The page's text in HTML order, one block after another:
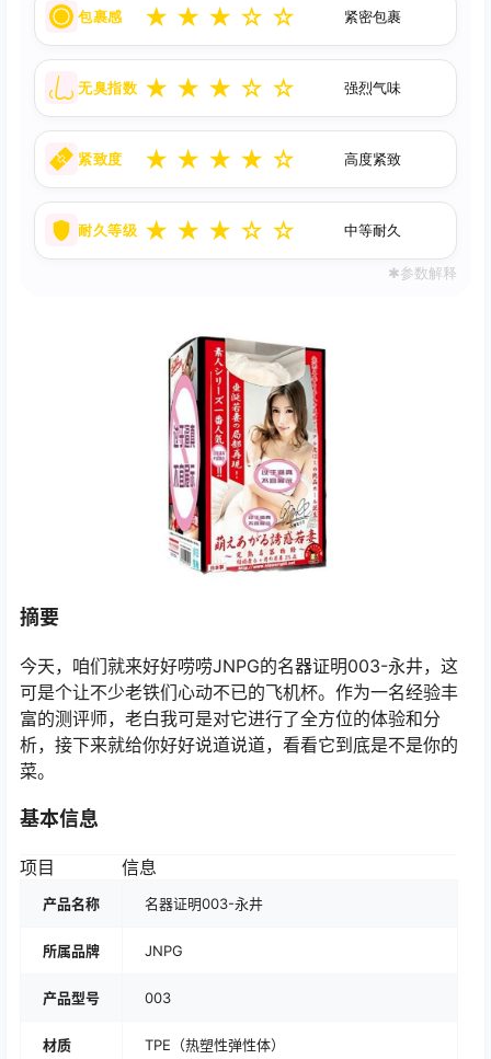
包裹感 ★ ★ ★ ☆ ☆ 紧密包裹
无臭指数 ★ ★ ★ ☆ ☆ 强烈气味
紧致度 ★ ★ ★ ★ ☆ 高度紧致
耐久等级 ★ ★ ★ ☆ ☆ 中等耐久
✱参数解释
摘要
今天，咱们就来好好唠唠JNPG的名器证明003-永井，这
可是个让不少老铁们心动不已的飞机杯。作为一名经验丰
富的测评师，老白我可是对它进行了全方位的体验和分
析，接下来就给你好好说道说道，看看它到底是不是你的
菜。
基本信息
项目 信息
产品名称 名器证明003-永井
所属品牌 JNPG
产品型号 003
材质 TPE（热塑性弹性体）